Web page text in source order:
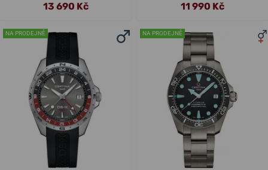
13 690 Kč 11 990 Kč
NA PRODEJNĚ NA PRODEJNĚ